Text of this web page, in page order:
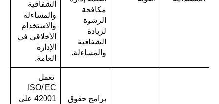
مكافحة
الرشوة
لزيادة
الشفافية
والمساءلة.
الشفافية
والمساءلة
والاستخدام
الأخلاقي في
الإدارة
العامة.
برامج حقوق
تعمل
ISO/IEC
42001 على